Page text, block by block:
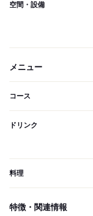
空間・設備
メニュー
コース
ドリンク
料理
特徴・関連情報